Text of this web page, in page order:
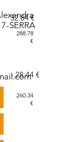
SERRA
32.84 €
288.78
€
- 28.44 €
260.34
€